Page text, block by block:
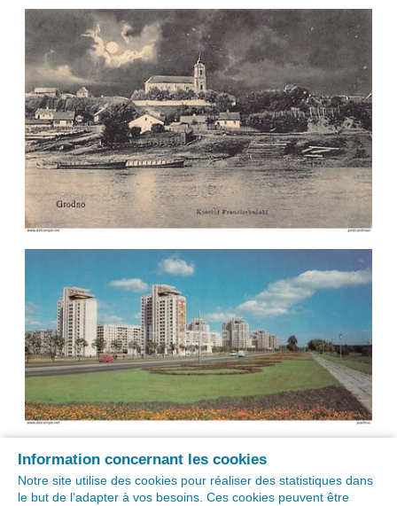
Information concernant les cookies
Notre site utilise des cookies pour réaliser des statistiques dans
le but de l’adapter à vos besoins. Ces cookies peuvent être